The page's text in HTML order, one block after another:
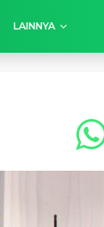
LAINNYA